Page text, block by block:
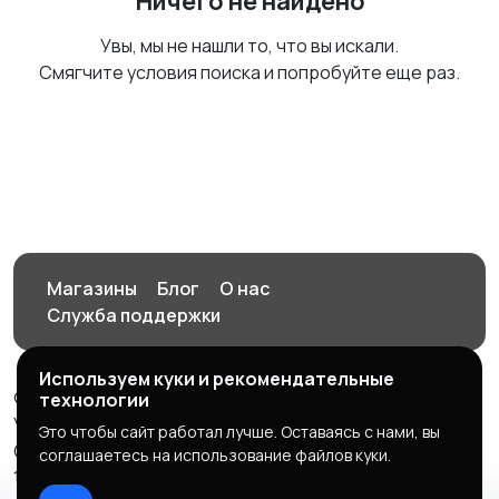
Увы, мы не нашли то, что вы искали.
Смягчите условия поиска и попробуйте еще раз.
Магазины Блог
О нас
Служба поддержки
© 2026 Орен-АЙ - Авто | Недвижимость | Работа |
Услуги
Создал Карусов Е.С ООО "ЦПК" ИНН 5609203278 ОГРН
1235600008841
Используем куки и рекомендательные
технологии
Это чтобы сайт работал лучше. Оставаясь с нами, вы
соглашаетесь на использование файлов куки.